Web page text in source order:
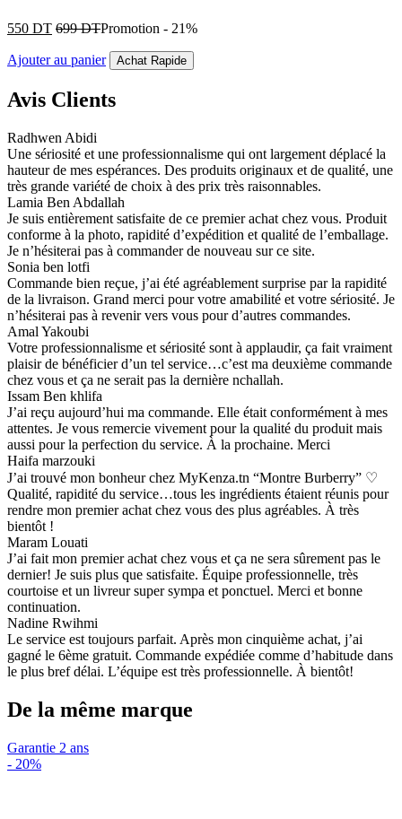
550 DT 699DTPromotion - 21%
Ajouter au panier Achat Rapide
Avis Clients
Radhwen Abidi
Une sériosité et une professionnalisme qui ont largement déplacé la
hauteur de mes espérances. Des produits originaux et de qualité, une
très grande variété de choix à des prix très raisonnables.
Lamia Ben Abdallah
Je suis entièrement satisfaite de ce premier achat chez vous. Produit
conforme à la photo, rapidité d’expédition et qualité de l’emballage.
Je n’hésiterai pas à commander de nouveau sur ce site.
Sonia ben lotfi
Commande bien reçue, j’ai été agréablement surprise par la rapidité
de la livraison. Grand merci pour votre amabilité et votre sériosité. Je
n’hésiterai pas à revenir vers vous pour d’autres commandes.
Amal Yakoubi
Votre professionnalisme et sériosité sont à applaudir, ça fait vraiment
plaisir de bénéficier d’un tel service…c’est ma deuxième commande
chez vous et ça ne serait pas la dernière nchallah.
Issam Ben khlifa
J’ai reçu aujourd’hui ma commande. Elle était conformément à mes
attentes. Je vous remercie vivement pour la qualité du produit mais
aussi pour la perfection du service. À la prochaine. Merci
Haifa marzouki
J’ai trouvé mon bonheur chez MyKenza.tn “Montre Burberry” ♡
Qualité, rapidité du service…tous les ingrédients étaient réunis pour
rendre mon premier achat chez vous des plus agréables. À très
bientôt !
Maram Louati
J’ai fait mon premier achat chez vous et ça ne sera sûrement pas le
dernier! Je suis plus que satisfaite. Équipe professionnelle, très
courtoise et un livreur super sympa et ponctuel. Merci et bonne
continuation.
Nadine Rwihmi
Le service est toujours parfait. Après mon cinquième achat, j’ai
gagné le 6ème gratuit. Commande expédiée comme d’habitude dans
le plus bref délai. L’équipe est très professionnelle. À bientôt!
De la même marque
Garantie 2 ans
- 20%